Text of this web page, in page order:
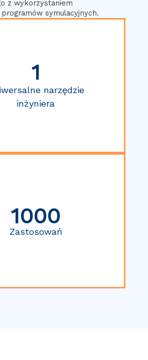
z wykorzystaniem
symulacyjnych.
1
narzędzie
inżyniera
1000
Zastosowań